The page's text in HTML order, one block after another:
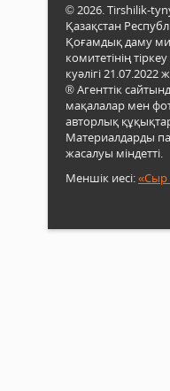
© 2026. Tirshilik-
Қазақстан
Қоғамдық даму
комитетінің
куәлігі 21.07.2022
® Агенттік
мақалалар мен
авторлық
Материалдарды
жасалуы міндетті.
Меншік иесі:«Сыр